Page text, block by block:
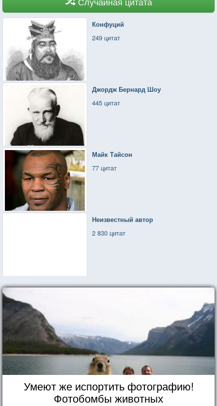
Конфуций
249 цитат
Джордж Бернард Шоу
445 цитат
Майк Тайсон
77 цитат
Неизвестный автор
2 830 цитат
Умеют же испортить фотографию!
Фотобомбы животных